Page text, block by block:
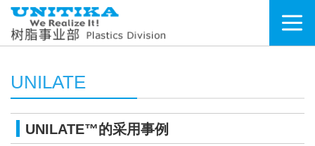
UNILATE
UNILATE™的采用事例